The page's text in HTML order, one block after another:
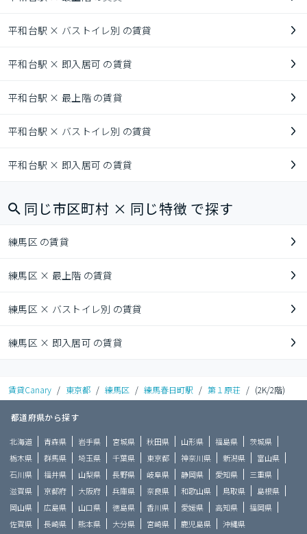
平和台駅 × バストイレ別 の賃貸
平和台駅 × 即入居可 の賃貸
平和台駅 × 最上階 の賃貸
平和台駅 × バストイレ別 の賃貸
平和台駅 × 即入居可 の賃貸
同じ市区町村 × 同じ特徴 で探す
練馬区 の賃貸
練馬区 × 最上階 の賃貸
練馬区 × バストイレ別 の賃貸
練馬区 × 即入居可 の賃貸
賃貸Canary / 東京都 / 練馬区 / 練馬春日町駅 / 第１原荘 / (2K/2階)
都道府県から探す
北海道 青森県 岩手県 宮城県 秋田県 山形県 福島県
茨城県
栃木県
群馬県 埼玉県 千葉県 東京都 神奈川県 新潟県
富山県
石川県
福井県 山梨県 長野県 岐阜県 静岡県 愛知県
三重県
滋賀県
京都府 大阪府 兵庫県 奈良県 和歌山県 鳥取県
島根県
岡山県
広島県 山口県 徳島県 香川県 愛媛県 高知県
福岡県
佐賀県
長崎県 熊本県 大分県 宮崎県 鹿児島県 沖縄県